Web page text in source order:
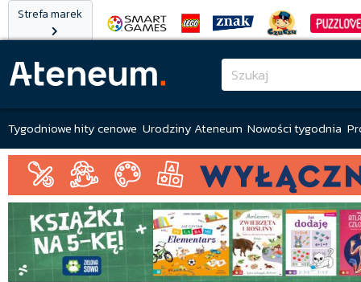
Strefa marek
Tygodniowe hity cenowe Urodziny Ateneum Nowości tygodnia